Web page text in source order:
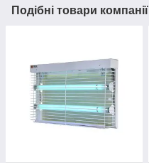
Подібні товари компанії